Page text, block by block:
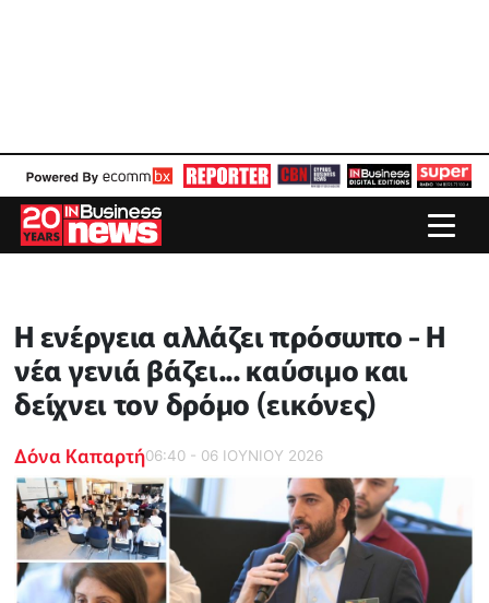
Η ενέργεια αλλάζει πρόσωπο - H
νέα γενιά βάζει... καύσιμο και
δείχνει τον δρόμο (εικόνες)
Δόνα Καπαρτή06:40 - 06 ΙΟΥΝΙΟΥ 2026